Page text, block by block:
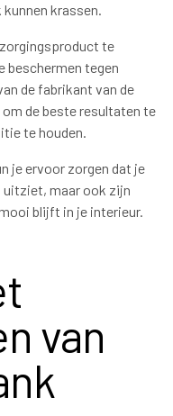
krassen.
te
beschermen tegen
de fabrikant van de
de beste resultaten te
te houden.
je ervoor zorgen dat je
uitziet, maar ook zijn
blijft in je interieur.
van